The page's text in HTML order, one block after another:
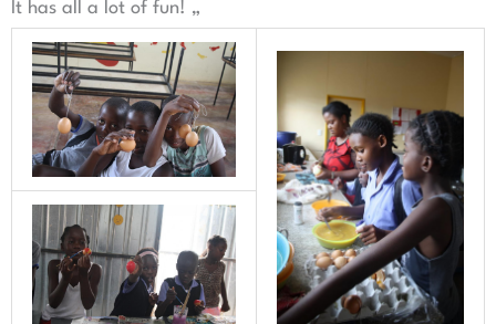
It has all a lot of fun! „